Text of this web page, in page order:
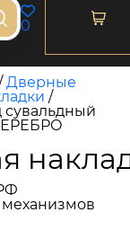
0
Дверные
/
сувальдный
механизмов